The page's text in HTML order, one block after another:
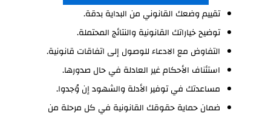
تقييم وضعك القانوني من البداية بدقة.
توضيح خياراتك القانونية والنتائج المحتملة.
التفاوض مع الادعاء للوصول إلى اتفاقات قانونية.
استئناف الأحكام غير العادلة في حال صدورها.
مساعدتك في توفير الأدلة والشهود إن وُجدوا.
ضمان حماية حقوقك القانونية في كل مرحلة من